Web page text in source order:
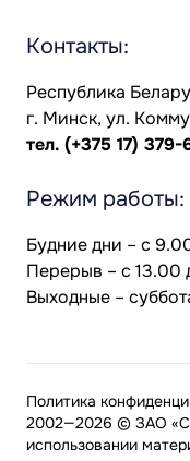
Контакты:
Республика
г. Минск, ул.
тел. (+375 17) 379-
Режим работы:
Будние дни – с
Перерыв – с 13.00
Выходные –
2002—2026 © ЗАО
использовании
Политика